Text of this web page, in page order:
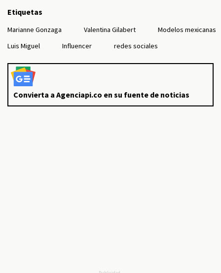
Etiquetas
Marianne Gonzaga Valentina Gilabert
Modelos mexicanas
Luis Miguel
Influencer redes sociales
Convierta a Agenciapi.co en su fuente de noticias